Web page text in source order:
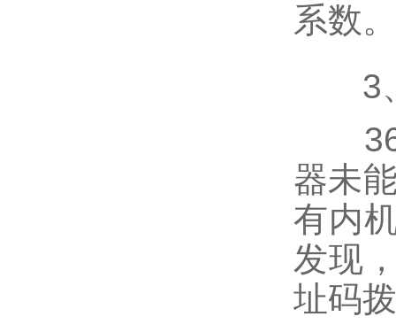
系数。
3、
36
器未
有内
发现
址码